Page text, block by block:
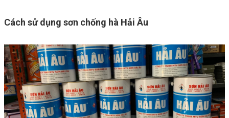
Cách sử dụng sơn chống hà Hải Âu